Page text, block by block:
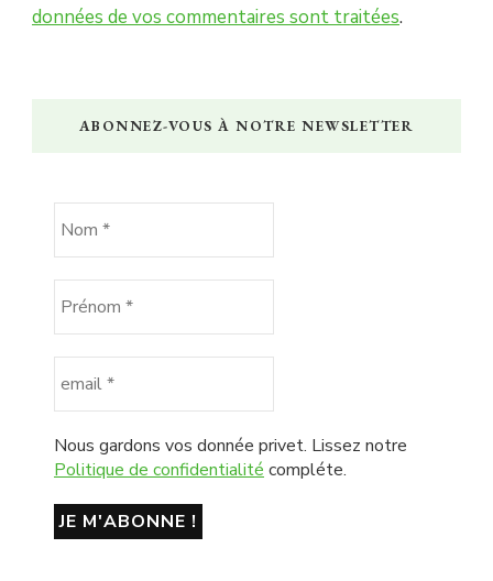
données de vos commentaires sont traitées.
ABONNEZ-VOUS À NOTRE NEWSLETTER
Nous gardons vos donnée privet. Lissez notre
Politique de confidentialité compléte.